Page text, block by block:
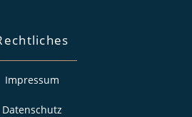
Impressum
Datenschutz